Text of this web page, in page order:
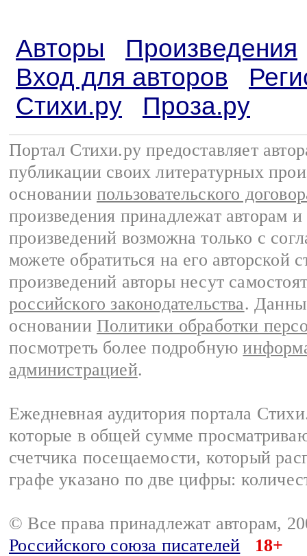
Авторы
Произведения
Вход для авторов
Стихи.ру
Проза.ру
Портал Стихи.ру предоставляет
публикации своих литературных
основании пользовательского
произведения принадлежат авторам
произведений возможна только с
можете обратиться на его авторской
произведений авторы несут
российского законодательства.
основании Политики обработки
посмотреть более подробную
администрацией.
Ежедневная аудитория портала
которые в общей сумме
счетчика посещаемости, который
графе указано по две цифры:
© Все права принадлежат авторам,
Российского союза писателей
18+